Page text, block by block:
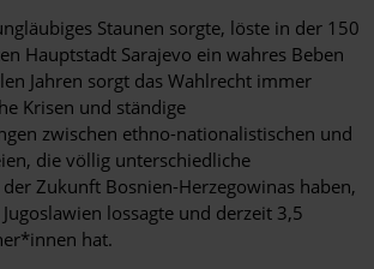
Staunen sorgte, löste in der 150
Hauptstadt Sarajevo ein wahres Beben
Jahren sorgt das Wahlrecht immer
Krisen und ständige
zwischen ethno-nationalistischen und
die völlig unterschiedliche
Zukunft Bosnien-Herzegowinas haben,
lossagte und derzeit 3,5
hat.